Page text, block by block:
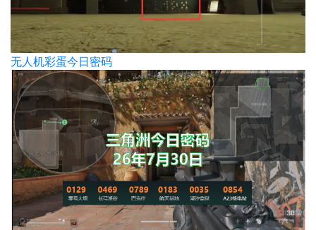
无人机彩蛋今日密码